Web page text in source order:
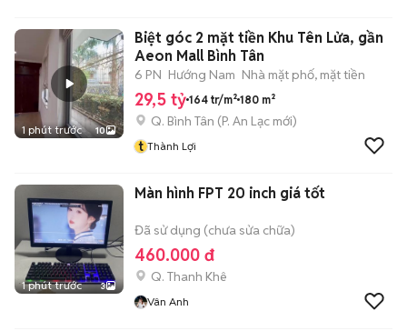
1 phút trước 10
Biệt góc 2 mặt tiền Khu Tên Lửa, gần
Aeon Mall Bình Tân
6 PN Hướng Nam Nhà mặt phố, mặt tiền
29,5 tỷ 164 tr/m² 180 m²
Q. Bình Tân (P. An Lạc mới)
t Thành Lợi
1 phút trước 3
Màn hình FPT 20 inch giá tốt
Đã sử dụng (chưa sửa chữa)
460.000 đ
Q. Thanh Khê
Vân Anh